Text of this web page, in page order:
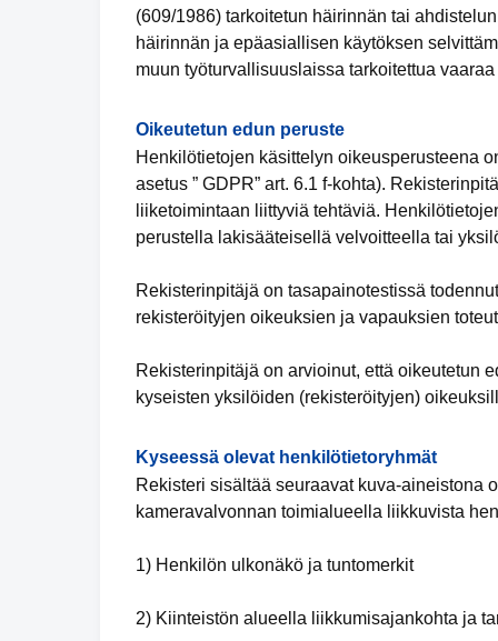
(609/1986) tarkoitetun häirinnän tai
häirinnän ja epäasiallisen käytöksen
muun työturvallisuuslaissa tarkoitettua
Oikeutetun edun peruste
Henkilötietojen käsittelyn oikeusperusteena
asetus ” GDPR” art. 6.1 f-kohta).
liiketoimintaan liittyviä tehtäviä.
perustella lakisääteisellä velvoitteella tai
Rekisterinpitäjä on tasapainotestissä
rekisteröityjen oikeuksien ja vapauksien
Rekisterinpitäjä on arvioinut, että oikeutetun
kyseisten yksilöiden (rekisteröityjen)
Kyseessä olevat henkilötietoryhmät
Rekisteri sisältää seuraavat kuva-aineistona
kameravalvonnan toimialueella liikkuvista
1) Henkilön ulkonäkö ja tuntomerkit
2) Kiinteistön alueella liikkumisajankohta ja